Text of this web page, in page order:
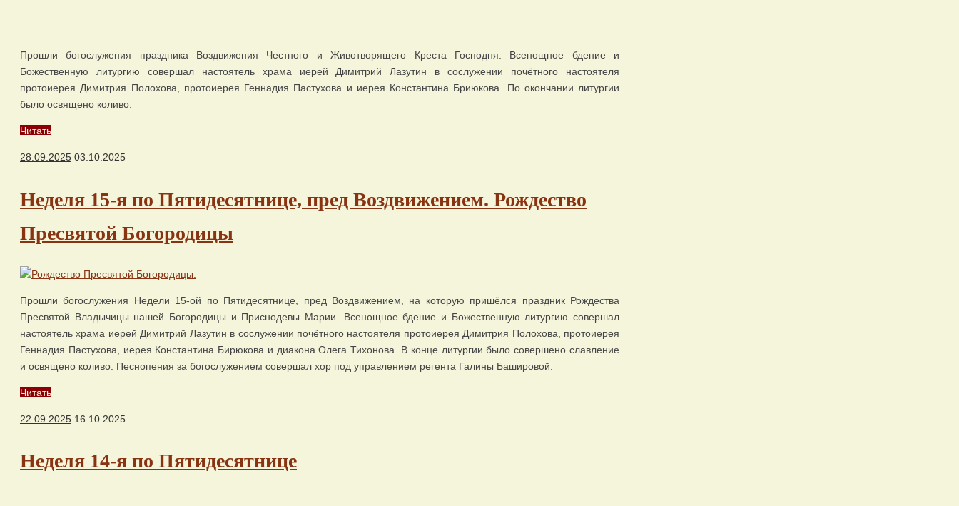
Прошли богослужения праздника Воздвижения Честного и Животворящего Креста Господня. Всенощное бдение и
Божественную литургию совершал настоятель храма иерей Димитрий Лазутин в сослужении почётного настоятеля
протоиерея Димитрия Полохова, протоиерея Геннадия Пастухова и иерея Константина Бриюкова. По окончании литургии
было освящено коливо.
Читать
28.09.2025 03.10.2025
Неделя 15-я по Пятидесятнице, пред Воздвижением. Рождество
Пресвятой Богородицы
Прошли богослужения Недели 15-ой по Пятидесятнице, пред Воздвижением, на которую пришёлся праздник Рождества
Пресвятой Владычицы нашей Богородицы и Приснодевы Марии. Всенощное бдение и Божественную литургию совершал
настоятель храма иерей Димитрий Лазутин в сослужении почётного настоятеля протоиерея Димитрия Полохова, протоиерея
Геннадия Пастухова, иерея Константина Бирюкова и диакона Олега Тихонова. В конце литургии было совершено славление
и освящено коливо. Песнопения за богослужением совершал хор под управлением регента Галины Башировой.
Читать
22.09.2025 16.10.2025
Неделя 14-я по Пятидесятнице